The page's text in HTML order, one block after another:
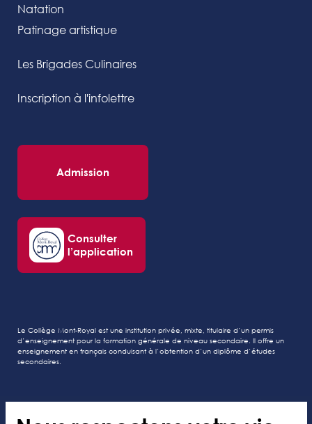
Natation
Patinage artistique
Les Brigades Culinaires
Inscription à l'infolettre
Admission
Consulter
l’application
Le Collège Mont-Royal est une institution privée, mixte, titulaire d’un permis
d’enseignement pour la formation générale de niveau secondaire. Il offre un
enseignement en français conduisant à l’obtention d’un diplôme d’études
secondaires.